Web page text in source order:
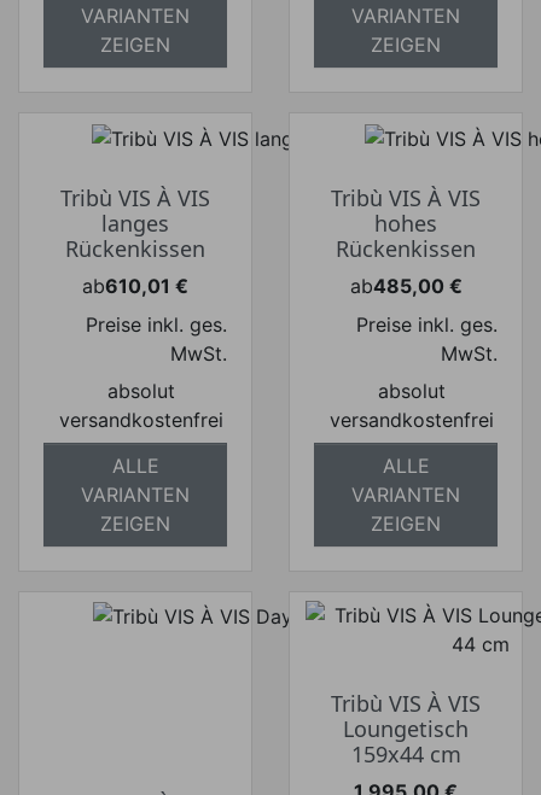
VARIANTEN
ZEIGEN
VARIANTEN
ZEIGEN
Tribù VIS À VIS
langes
Rückenkissen
ab
Preis
610,01 €
Preise inkl. ges.
MwSt.
absolut
versandkostenfrei
ALLE
VARIANTEN
ZEIGEN
Tribù VIS À VIS
hohes
Rückenkissen
ab
Preis
485,00 €
Preise inkl. ges.
MwSt.
absolut
versandkostenfrei
ALLE
VARIANTEN
ZEIGEN
Tribù VIS À VIS
Loungetisch
159x44 cm